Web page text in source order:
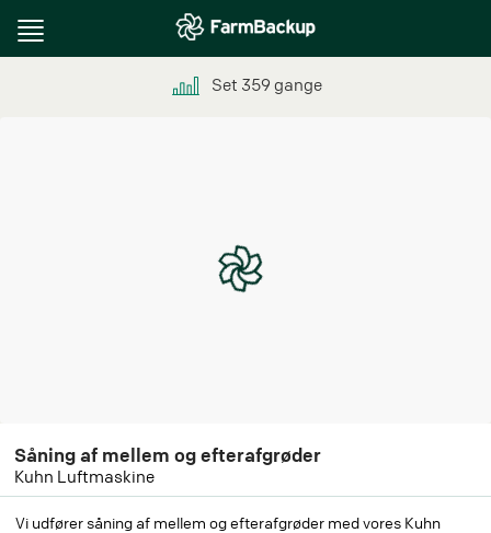
Toggle
Set 359 gange
Såning af mellem og efterafgrøder
Kuhn Luftmaskine
Vi udfører såning af mellem og efterafgrøder med vores Kuhn